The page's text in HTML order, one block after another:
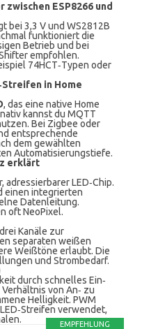
ESP8266 und
bei 3,3 V und WS2812B
funktioniert die
Betrieb und bei
empfohlen.
74HCT‑Typen oder
in Home
, das eine native Home
kannst du MQTT
Bei Zigbee oder
entsprechende
dem gewählten
Automatisierungstiefe.
erklärt
LED‑Chip.
einen integrierten
Datenleitung.
oft NeoPixel.
Kanäle zur
separaten weißen
Weißtöne erlaubt. Die
und Strombedarf.
durch schnelles Ein‑
von An‑ zu
Helligkeit. PWM
verwendet,
EMPFEHLUNG